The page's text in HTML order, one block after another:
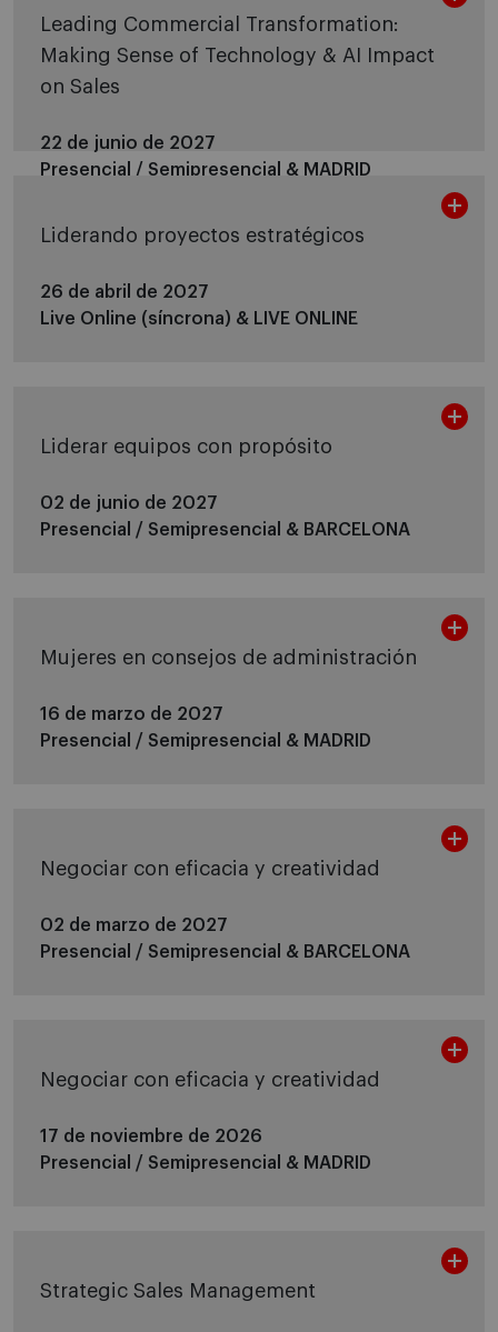
Leading Commercial Transformation:
Making Sense of Technology & AI Impact
on Sales
22 de junio de 2027
Presencial / Semipresencial & MADRID
Liderando proyectos estratégicos
26 de abril de 2027
Live Online (síncrona) & LIVE ONLINE
Liderar equipos con propósito
02 de junio de 2027
Presencial / Semipresencial & BARCELONA
Mujeres en consejos de administración
16 de marzo de 2027
Presencial / Semipresencial & MADRID
Negociar con eficacia y creatividad
02 de marzo de 2027
Presencial / Semipresencial & BARCELONA
Negociar con eficacia y creatividad
17 de noviembre de 2026
Presencial / Semipresencial & MADRID
Strategic Sales Management